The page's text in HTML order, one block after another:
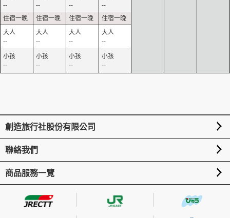
--
--
--
--
--
--
--
--
--
--
--
--
創造旅行社股份有限公司
聯絡我們
商品服務一覽